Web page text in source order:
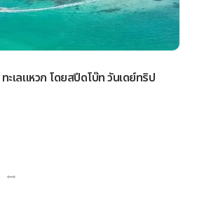
ทะเลแหวก โดยสปีดโบ๊ท วันเดย์ทริป